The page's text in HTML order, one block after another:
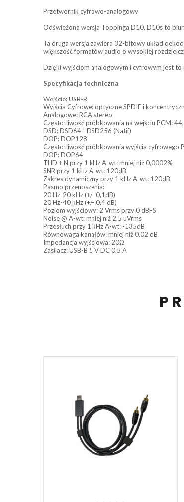
Przetwornik cyfrowo-analogowy
Odświeżona wersja Toppinga D10, D10s to
Ta druga wersja zawiera 32-bitowy układ
większość formatów audio o wysokiej
Dzięki wyjściom analogowym i cyfrowym jest
Specyfikacja techniczna
Wejście: USB-B
Wyjścia Cyfrowe: optyczne SPDIF i
Analogowe: RCA stereo
Częstotliwość próbkowania na wejściu PCM:
DSD: DSD64 - DSD256 (Natif)
DOP: DOP128
Częstotliwość próbkowania wyjścia cyfrowego
DOP: DOP64
THD + N przy 1 kHz A-wt: mniej niż 0,0002%
SNR przy 1 kHz A-wt: 120dB
Zakres dynamiczny przy 1 kHz A-wt: 120dB
Pasmo przenoszenia:
20 Hz-20 kHz (+/- 0,1dB)
20 Hz-40 kHz (+/- 0,4 dB)
Poziom wyjściowy: 2 Vrms przy 0 dBFS
Noise @ A-wt: mniej niż 2,5 uVrms
Przesłuch przy 1 kHz A-wt: -135dB
Równowaga kanałów: mniej niż 0,02 dB
Impedancja wyjściowa: 20Ω
Zasilacz: USB-B 5 V DC 0,5 A